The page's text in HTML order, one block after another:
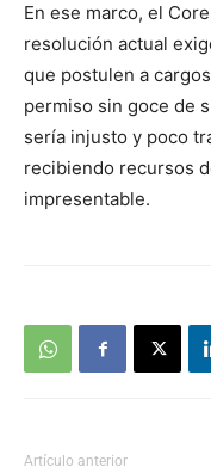
En ese marco, el
resolución actual
que postulen a
permiso sin goce de
sería injusto y poco
recibiendo recursos
impresentable.
Artículo anterior